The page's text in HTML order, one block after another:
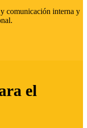
comunicación interna y
el